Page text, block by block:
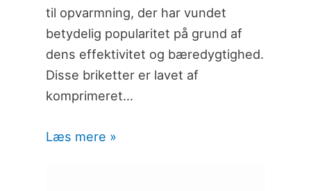
til opvarmning, der har vundet
betydelig popularitet på grund af
dens effektivitet og bæredygtighed.
Disse briketter er lavet af
komprimeret…
Læs mere »